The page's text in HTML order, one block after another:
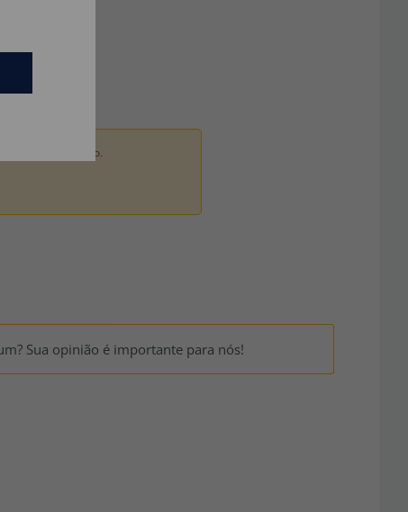
por um adulto.
Sua opinião é importante para nós!